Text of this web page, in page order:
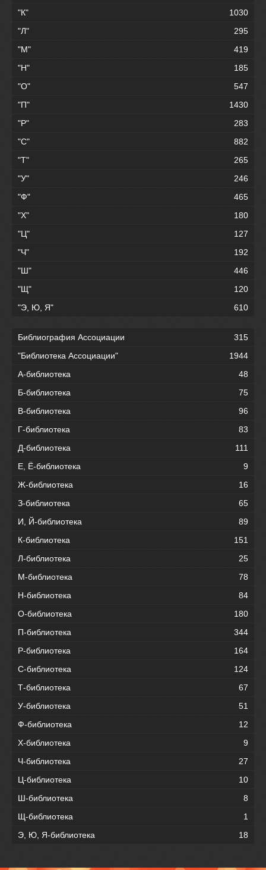
"К"
1030
"Л"
295
"М"
419
"Н"
185
"О"
547
"П"
1430
"Р"
283
"С"
882
"Т"
265
"У"
246
"Ф"
465
"Х"
180
"Ц"
127
"Ч"
192
"Ш"
446
"Щ"
120
"Э, Ю, Я"
610
Библиография Ассоциации
315
"Библиотека Ассоциации"
1944
А-библиотека
48
Б-библиотека
75
В-библиотека
96
Г-библиотека
83
Д-библиотека
111
Е, Ё-библиотека
9
Ж-библиотека
16
З-библиотека
65
И, Й-библиотека
89
К-библиотека
151
Л-библиотека
25
М-библиотека
78
Н-библиотека
84
О-библиотека
180
П-библиотека
344
Р-библиотека
164
С-библиотека
124
Т-библиотека
67
У-библиотека
51
Ф-библиотека
12
Х-библиотека
9
Ч-библиотека
27
Ц-библиотека
10
Ш-библиотека
8
Щ-библиотека
1
Э, Ю, Я-библиотека
18